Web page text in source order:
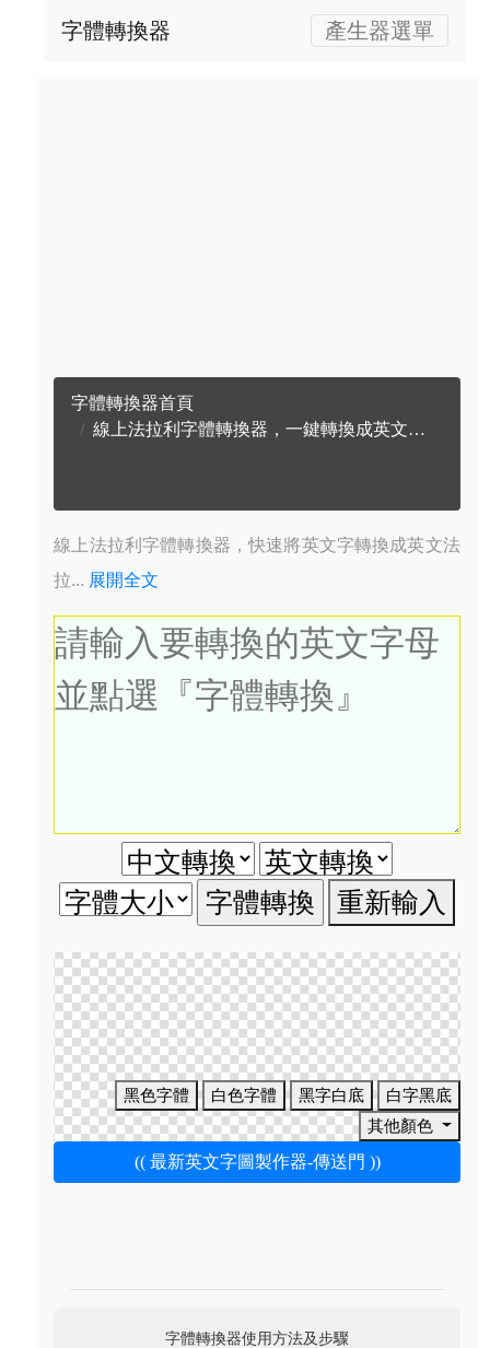
字體轉換器 產生器選單
字體轉換器首頁
線上法拉利字體轉換器，一鍵轉換成英文法拉利字體
線上法拉利字體轉換器，快速將英文字轉換成英文法
拉... 展開全文
重新輸入
黑色字體 白色字體 黑字白底
白字黑底
其他顏色
(( 最新英文字圖製作器-傳送門 ))
字體轉換器使用方法及步驟